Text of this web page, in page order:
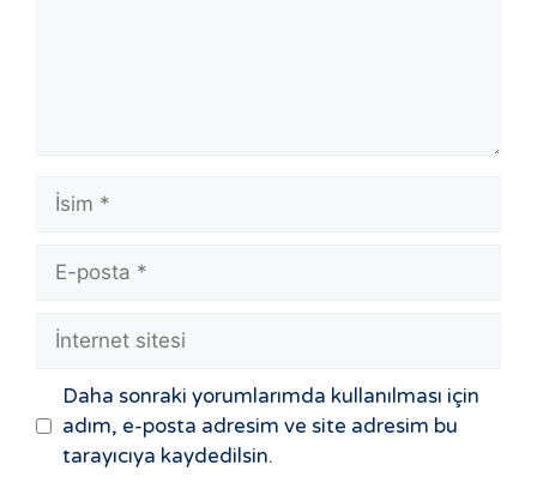
Daha sonraki yorumlarımda kullanılması için
adım, e-posta adresim ve site adresim bu
tarayıcıya kaydedilsin.